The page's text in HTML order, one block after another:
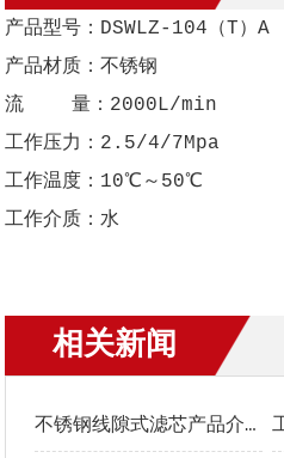
产品型号：DSWLZ-104（T）A
产品材质：不锈钢
流 量：2000L/min
工作压力：2.5/4/7Mpa
工作温度：10℃～50℃
工作介质：水
相关新闻
不锈钢线隙式滤芯产品介绍